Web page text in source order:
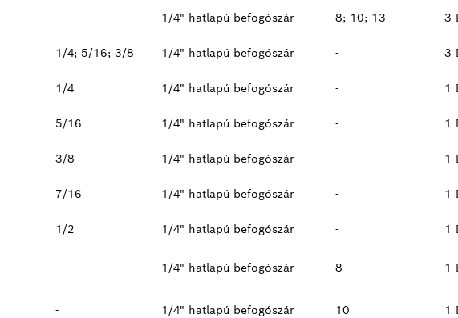
- 1/4" hatlapú befogószár 8; 10; 13 3
1/4; 5/16; 3/8 1/4" hatlapú befogószár - 3
1/4 1/4" hatlapú befogószár - 1
5/16 1/4" hatlapú befogószár - 1
3/8 1/4" hatlapú befogószár - 1
7/16 1/4" hatlapú befogószár - 1
1/2 1/4" hatlapú befogószár - 1
- 1/4" hatlapú befogószár 8 1
- 1/4" hatlapú befogószár 10 1